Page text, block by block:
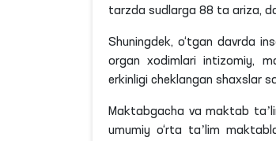
tarzda sudlarga 88 ta ariza,
Shuningdek, o‘tgan davrda
organ xodimlari intizomiy,
erkinligi cheklangan shaxslar
Maktabgacha va maktab
umumiy o‘rta taʼlim